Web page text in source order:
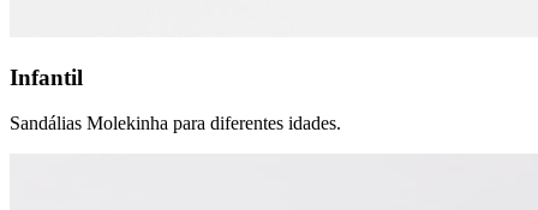
Infantil
Sandálias Molekinha para diferentes idades.